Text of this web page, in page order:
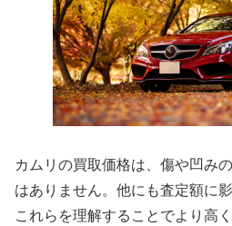
カムリの買取価格は、傷や凹み
はありません。他にも査定額に
これらを理解することでより高